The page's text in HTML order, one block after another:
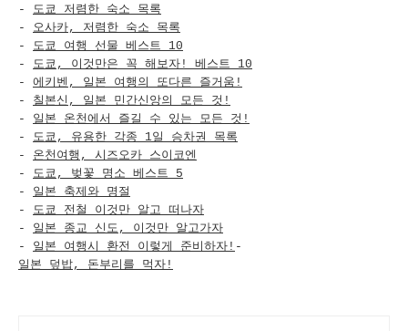
- 도쿄 저렴한 숙소 목록
- 오사카, 저렴한 숙소 목록
- 도쿄 여행 선물 베스트 10
- 도쿄, 이것만은 꼭 해보자! 베스트 10
- 에키벤, 일본 여행의 또다른 즐거움!
- 칠본신, 일본 민간신앙의 모든 것!
- 일본 온천에서 즐길 수 있는 모든 것!
- 도쿄, 유용한 각종 1일 승차권 목록
- 온천여행, 시즈오카 스이코엔
- 도쿄, 벚꽃 명소 베스트 5
- 일본 축제와 명절
- 도쿄 전철 이것만 알고 떠나자
- 일본 종교 신도, 이것만 알고가자
- 일본 여행시 환전 이렇게 준비하자! -
일본 덮밥, 돈부리를 먹자!